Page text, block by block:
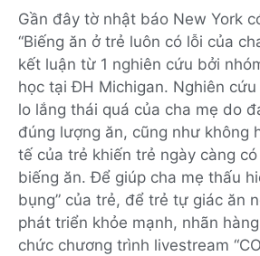
Gần đây tờ nhật báo New York
“Biếng ăn ở trẻ luôn có lỗi của
kết luận từ 1 nghiên cứu bởi
học tại ĐH Michigan. Nghiên
lo lắng thái quá của cha mẹ do
đúng lượng ăn, cũng như không
tế của trẻ khiến trẻ ngày càng
biếng ăn. Để giúp cha mẹ thấu
bụng” của trẻ, để trẻ tự giác ăn
phát triển khỏe mạnh, nhãn
chức chương trình livestream